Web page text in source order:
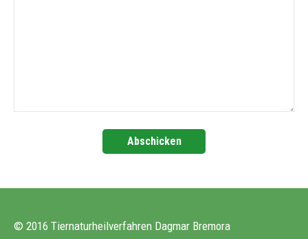
© 2016 Tiernaturheilverfahren Dagmar Bremora